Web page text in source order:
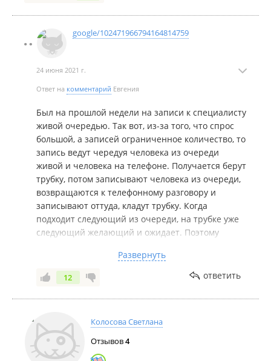
google/102471966794164814759
24 июня 2021 г.
Ответ на комментарий Евгения
Был на прошлой недели на записи к специалисту
живой очередью. Так вот, из-за того, что спрос
большой, а записей ограниченное количество, то
запись ведут чередуя человека из очереди
живой и человека на телефоне. Получается берут
трубку, потом записывают человека из очереди,
возвращаются к телефонному разговору и
записывают оттуда, кладут трубку. Когда
подходит следующий из очереди, на трубке уже
следующий желающий и ожидает. Поэтому
вообще не убрать этот атавизм и не оставить
запись только через гос-суслуги и совместить с
записью через колл-центр, как это действует
сейчас в других поликлиниках?
записываться не надо - прием с понедельника по
четверг
Развернуть
12 ответить
Колосова Светлана
Отзывов4